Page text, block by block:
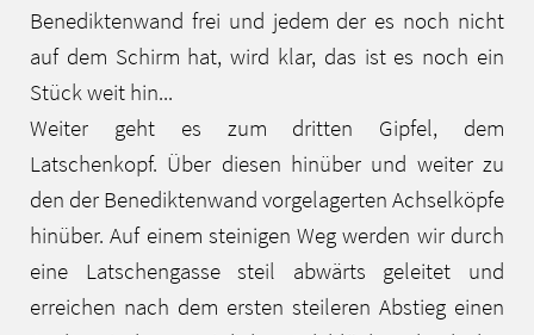
Benediktenwand frei und jedem der es noch nicht
auf dem Schirm hat, wird klar, das ist es noch ein
Stück weit hin...
Weiter geht es zum dritten Gipfel, dem
Latschenkopf. Über diesen hinüber und weiter zu
den der Benediktenwand vorgelagerten Achselköpfe
hinüber. Auf einem steinigen Weg werden wir durch
eine Latschengasse steil abwärts geleitet und
erreichen nach dem ersten steileren Abstieg einen